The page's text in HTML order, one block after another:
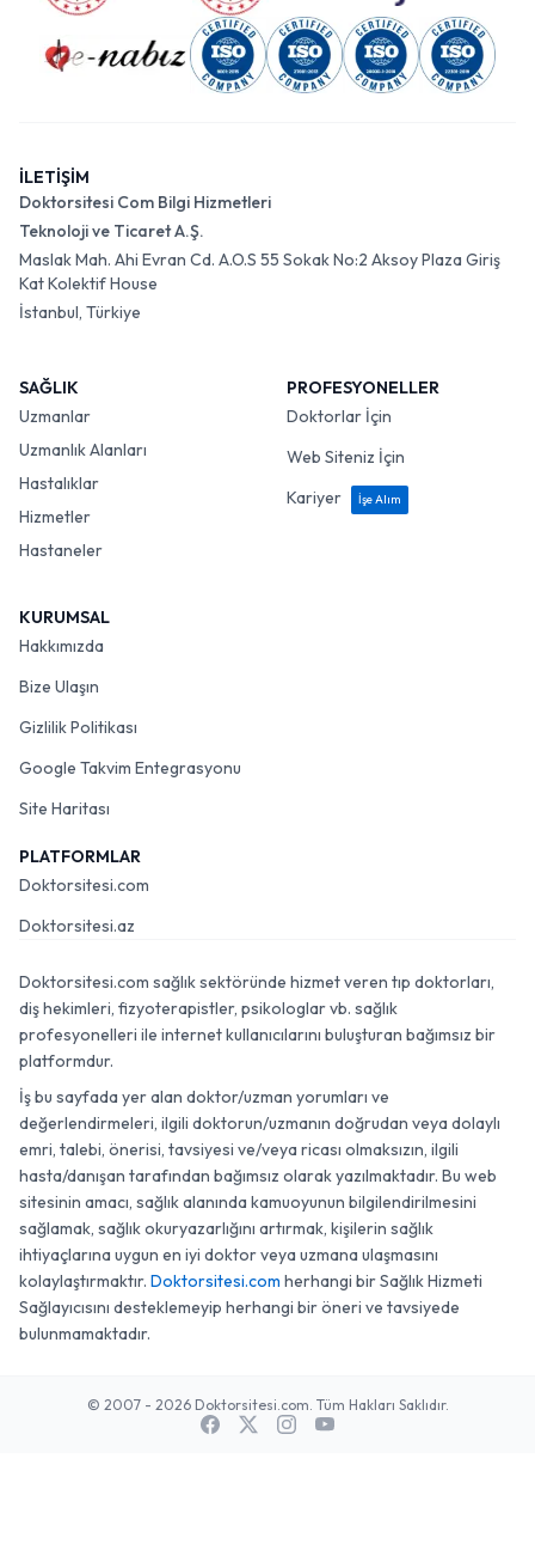
İLETİŞİM
Doktorsitesi Com Bilgi Hizmetleri
Teknoloji ve Ticaret A.Ş.
Maslak Mah. Ahi Evran Cd. A.O.S 55 Sokak No:2 Aksoy Plaza Giriş
Kat Kolektif House
İstanbul, Türkiye
SAĞLIK
Uzmanlar
Uzmanlık Alanları
Hastalıklar
Hizmetler
Hastaneler
PROFESYONELLER
Doktorlar İçin
Web Siteniz İçin
Kariyer
İşe Alım
KURUMSAL
Hakkımızda
Bize Ulaşın
Gizlilik Politikası
Google Takvim Entegrasyonu
Site Haritası
PLATFORMLAR
Doktorsitesi.com
Doktorsitesi.az
Doktorsitesi.com sağlık sektöründe hizmet veren tıp doktorları,
diş hekimleri, fizyoterapistler, psikologlar vb. sağlık
profesyonelleri ile internet kullanıcılarını buluşturan bağımsız bir
platformdur.
İş bu sayfada yer alan doktor/uzman yorumları ve
değerlendirmeleri, ilgili doktorun/uzmanın doğrudan veya dolaylı
emri, talebi, önerisi, tavsiyesi ve/veya ricası olmaksızın, ilgili
hasta/danışan tarafından bağımsız olarak yazılmaktadır. Bu web
sitesinin amacı, sağlık alanında kamuoyunun bilgilendirilmesini
sağlamak, sağlık okuryazarlığını artırmak, kişilerin sağlık
ihtiyaçlarına uygun en iyi doktor veya uzmana ulaşmasını
kolaylaştırmaktır. Doktorsitesi.com herhangi bir Sağlık Hizmeti
Sağlayıcısını desteklemeyip herhangi bir öneri ve tavsiyede
bulunmamaktadır.
© 2007 - 2026 Doktorsitesi.com. Tüm Hakları Saklıdır.